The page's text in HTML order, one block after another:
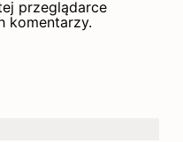
przeglądarce
komentarzy.